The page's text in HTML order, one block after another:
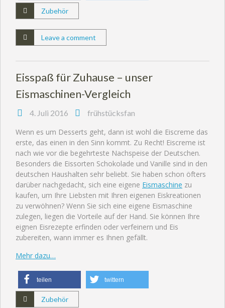
Zubehör
Leave a comment
Eisspaß für Zuhause – unser
Eismaschinen-Vergleich
4. Juli 2016
frühstücksfan
Wenn es um Desserts geht, dann ist wohl die Eiscreme das
erste, das einen in den Sinn kommt. Zu Recht! Eiscreme ist
nach wie vor die begehrteste Nachspeise der Deutschen.
Besonders die Eissorten Schokolade und Vanille sind in den
deutschen Haushalten sehr beliebt. Sie haben schon öfters
darüber nachgedacht, sich eine eigene Eismaschine zu
kaufen, um Ihre Liebsten mit Ihren eigenen Eiskreationen
zu verwöhnen? Wenn Sie sich eine eigene Eismaschine
zulegen, liegen die Vorteile auf der Hand. Sie können Ihre
eignen Eisrezepte erfinden oder verfeinern und Eis
zubereiten, wann immer es Ihnen gefällt.
Mehr dazu…
teilen twittern
Zubehör